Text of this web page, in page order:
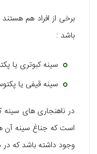
برخی از افراد هم
باشد :
سینه کبوتری یا
سینه قیفی یا
در ناهنجاری های سینه
است که جناغ سینه آن
وجود داشته باشد که در